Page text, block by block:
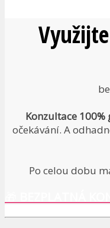
Konzultace
očekávání. A
Po celou dobu